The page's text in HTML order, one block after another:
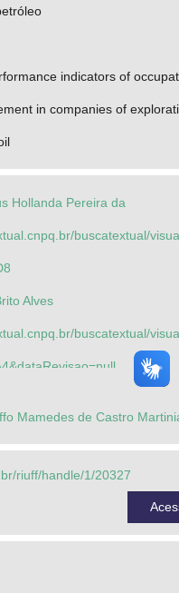
indicators of
in companies of
Hollanda Pereira da
buscatextual/
Alves
buscatextual/
Mamedes de Castro
riuff/handle/1/20327